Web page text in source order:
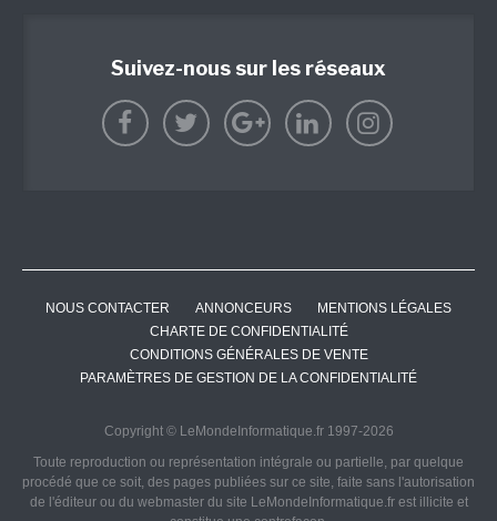
Suivez-nous sur les réseaux
NOUS CONTACTER ANNONCEURS
MENTIONS LÉGALES
CHARTE DE CONFIDENTIALITÉ
CONDITIONS GÉNÉRALES DE VENTE
PARAMÈTRES DE GESTION DE LA CONFIDENTIALITÉ
Copyright © LeMondeInformatique.fr 1997-2026
Toute reproduction ou représentation intégrale ou partielle, par quelque
procédé que ce soit, des pages publiées sur ce site, faite sans l'autorisation
de l'éditeur ou du webmaster du site LeMondeInformatique.fr est illicite et